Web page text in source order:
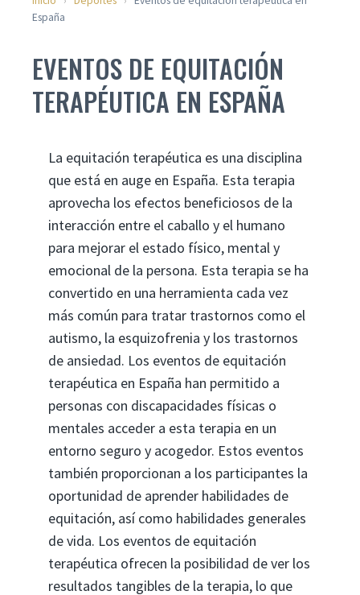
España
EVENTOS DE EQUITACIÓN
TERAPÉUTICA EN ESPAÑA
La equitación terapéutica es una disciplina
que está en auge en España. Esta terapia
aprovecha los efectos beneficiosos de la
interacción entre el caballo y el humano
para mejorar el estado físico, mental y
emocional de la persona. Esta terapia se ha
convertido en una herramienta cada vez
más común para tratar trastornos como el
autismo, la esquizofrenia y los trastornos
de ansiedad. Los eventos de equitación
terapéutica en España han permitido a
personas con discapacidades físicas o
mentales acceder a esta terapia en un
entorno seguro y acogedor. Estos eventos
también proporcionan a los participantes la
oportunidad de aprender habilidades de
equitación, así como habilidades generales
de vida. Los eventos de equitación
terapéutica ofrecen la posibilidad de ver los
resultados tangibles de la terapia, lo que